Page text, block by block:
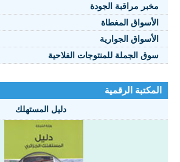
مخبر مراقبة الجودة
الأسواق المغطاة
الأسواق الجوارية
سوق الجملة للمنتوجات الفلاحية
المكتبة الرقمية
دليل المستهلك